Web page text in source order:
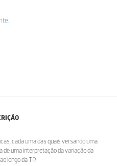
.
cada uma das quais versando uma
de uma interpretação da variação da
longo da TP.